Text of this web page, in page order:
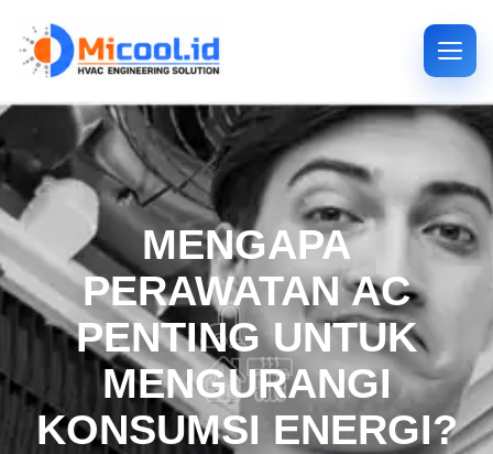
MENGAPA
PERAWATAN AC
PENTING UNTUK
MENGURANGI
KONSUMSI ENERGI?